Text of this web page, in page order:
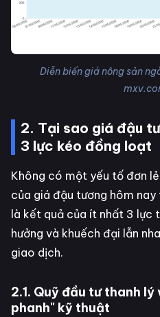
Diễn biến giá nông sản
2. Tại sao giá đậu
3 lực kéo đồng loạt
Không có một yếu tố đơn
của giá đậu tương hôm
là kết quả của ít nhất 3 lực
hưởng và khuếch đại lẫn
giao dịch.
2.1. Quỹ đầu tư thanh
phanh" kỹ thuật